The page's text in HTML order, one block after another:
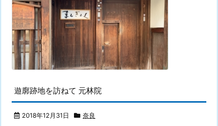
遊廓跡地を訪ねて 元林院
2018年12月31日 奈良